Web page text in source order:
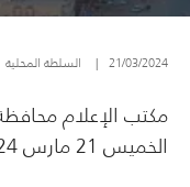
21/03/2024
| السلطة المحلية
مكتب الإعلام
الخميس 21 مارس 2024 م.